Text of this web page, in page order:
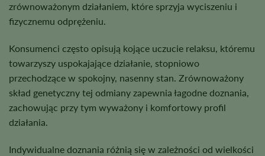
zrównoważonym działaniem, które sprzyja wyciszeniu i
fizycznemu odprężeniu.
Konsumenci często opisują kojące uczucie relaksu, któremu
towarzyszy uspokajające działanie, stopniowo
przechodzące w spokojny, nasenny stan. Zrównoważony
skład genetyczny tej odmiany zapewnia łagodne doznania,
zachowując przy tym wyważony i komfortowy profil
działania.
Indywidualne doznania różnią się w zależności od wielkości